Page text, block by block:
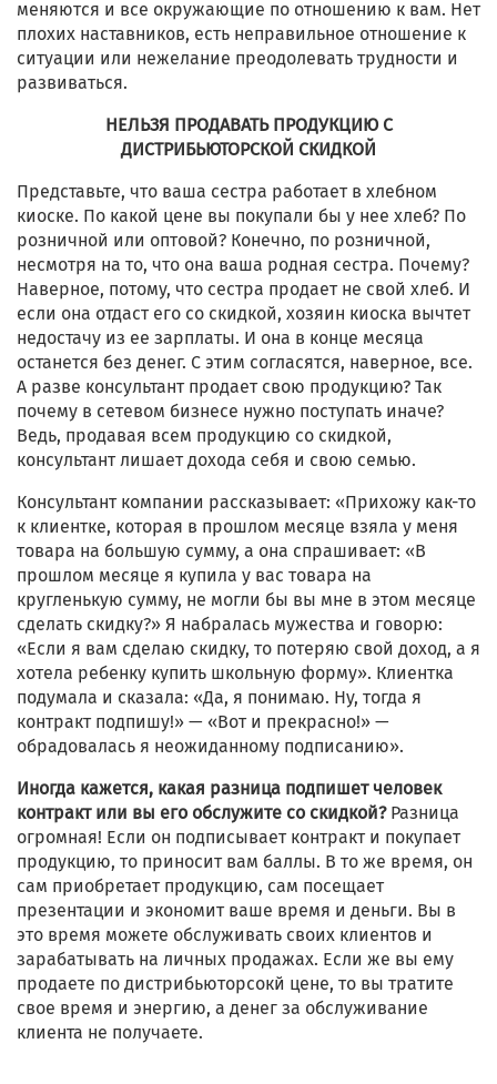
меняются и все окружающие по отношению к вам. Нет
плохих наставников, есть неправильное отношение к
ситуации или нежелание преодолевать трудности и
развиваться.
НЕЛЬЗЯ ПРОДАВАТЬ ПРОДУКЦИЮ С
ДИСТРИБЬЮТОРСКОЙ СКИДКОЙ
Представьте, что ваша сестра работает в хлебном
киоске. По какой цене вы покупали бы у нее хлеб? По
розничной или оптовой? Конечно, по розничной,
несмотря на то, что она ваша родная сестра. Почему?
Наверное, потому, что сестра продает не свой хлеб. И
если она отдаст его со скидкой, хозяин киоска вычтет
недостачу из ее зарплаты. И она в конце месяца
останется без денег. С этим согласятся, наверное, все.
А разве консультант продает свою продукцию? Так
почему в сетевом бизнесе нужно поступать иначе?
Ведь, продавая всем продукцию со скидкой,
консультант лишает дохода себя и свою семью.
Консультант компании рассказывает: «Прихожу как-то
к клиентке, которая в прошлом месяце взяла у меня
товара на большую сумму, а она спрашивает: «В
прошлом месяце я купила у вас товара на
кругленькую сумму, не могли бы вы мне в этом месяце
сделать скидку?» Я набралась мужества и говорю:
«Если я вам сделаю скидку, то потеряю свой доход, а я
хотела ребенку купить школьную форму». Клиентка
подумала и сказала: «Да, я понимаю. Ну, тогда я
контракт подпишу!» — «Вот и прекрасно!» —
обрадовалась я неожиданному подписанию».
Иногда кажется, какая разница подпишет человек
контракт или вы его обслужите со скидкой?Разница
огромная! Если он подписывает контракт и покупает
продукцию, то приносит вам баллы. В то же время, он
сам приобретает продукцию, сам посещает
презентации и экономит ваше время и деньги. Вы в
это время можете обслуживать своих клиентов и
зарабатывать на личных продажах. Если же вы ему
продаете по дистрибьюторсокй цене, то вы тратите
свое время и энергию, а денег за обслуживание
клиента не получаете.